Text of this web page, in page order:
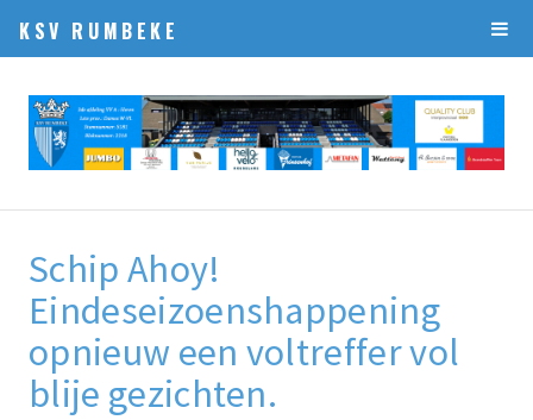
KSV RUMBEKE
Schip Ahoy!
Eindeseizoenshappening
opnieuw een voltreffer vol
blije gezichten.